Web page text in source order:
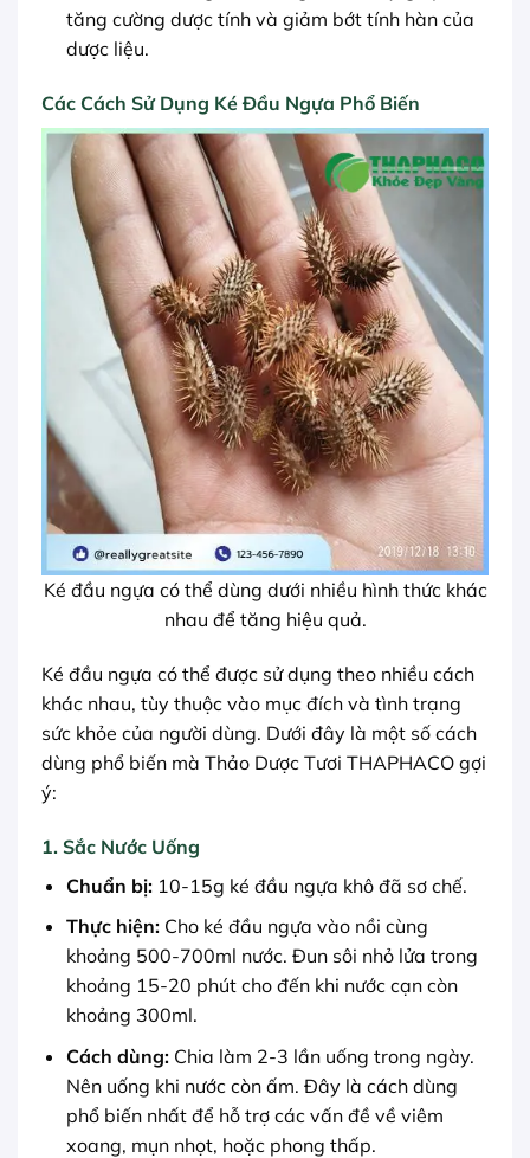
tăng cường dược tính và giảm bớt tính hàn của
dược liệu.
Các Cách Sử Dụng Ké Đầu Ngựa Phổ Biến
Ké đầu ngựa có thể dùng dưới nhiều hình thức khác
nhau để tăng hiệu quả.
Ké đầu ngựa có thể được sử dụng theo nhiều cách
khác nhau, tùy thuộc vào mục đích và tình trạng
sức khỏe của người dùng. Dưới đây là một số cách
dùng phổ biến mà Thảo Dược Tươi THAPHACO gợi
ý:
1. Sắc Nước Uống
Chuẩn bị:10-15g ké đầu ngựa khô đã sơ chế.
Thực hiện:Cho ké đầu ngựa vào nồi cùng
khoảng 500-700ml nước. Đun sôi nhỏ lửa trong
khoảng 15-20 phút cho đến khi nước cạn còn
khoảng 300ml.
Cách dùng:Chia làm 2-3 lần uống trong ngày.
Nên uống khi nước còn ấm. Đây là cách dùng
phổ biến nhất để hỗ trợ các vấn đề về viêm
xoang, mụn nhọt, hoặc phong thấp.